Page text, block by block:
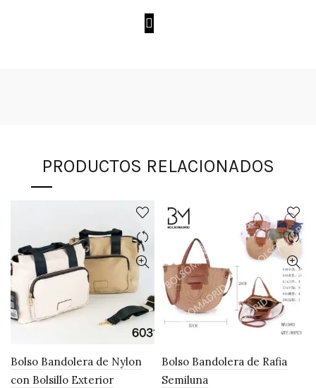
PRODUCTOS RELACIONADOS
Bolso Bandolera de Nylon
con Bolsillo Exterior
Bolso Bandolera de Rafia
Semiluna